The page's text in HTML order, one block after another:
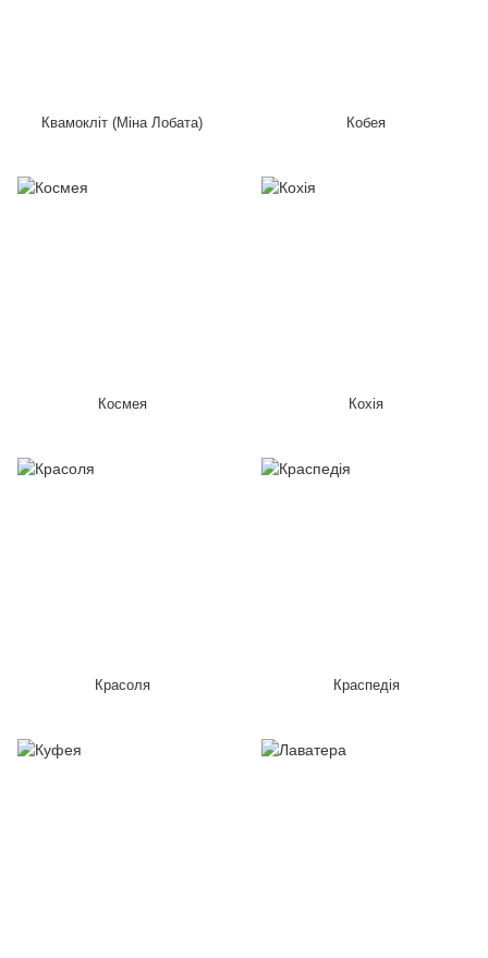
Квамокліт (Міна Лобата) Кобея
Космея Кохія
Красоля Краспедія